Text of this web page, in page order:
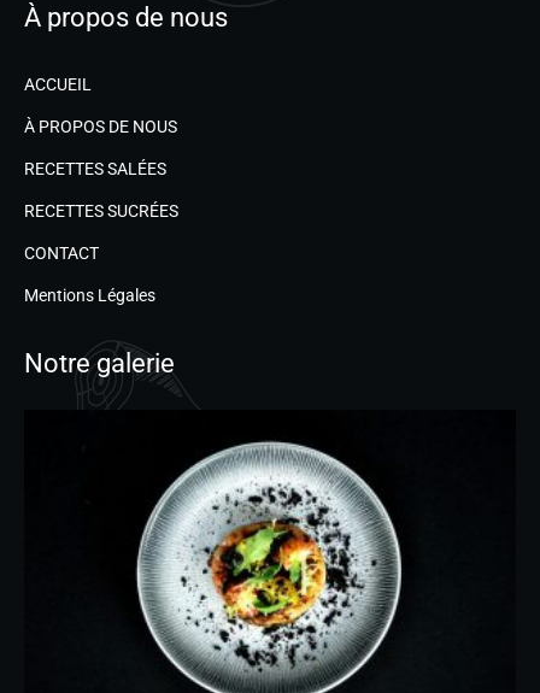
À propos de nous
ACCUEIL
À PROPOS DE NOUS
RECETTES SALÉES
RECETTES SUCRÉES
CONTACT
Mentions Légales
Notre galerie